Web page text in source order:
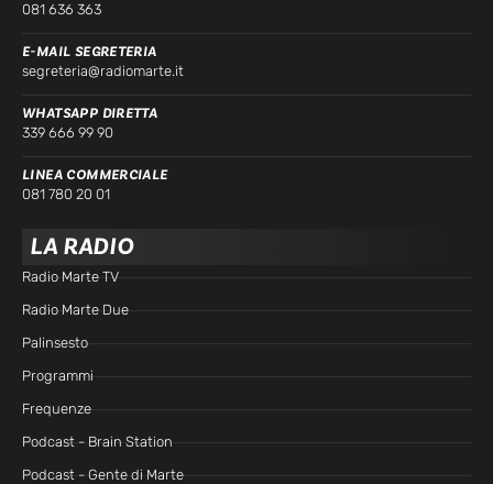
081 636 363
E-MAIL SEGRETERIA
segreteria@radiomarte.it
WHATSAPP DIRETTA
339 666 99 90
LINEA COMMERCIALE
081 780 20 01
LA RADIO
Radio Marte TV
Radio Marte Due
Palinsesto
Programmi
Frequenze
Podcast - Brain Station
Podcast - Gente di Marte